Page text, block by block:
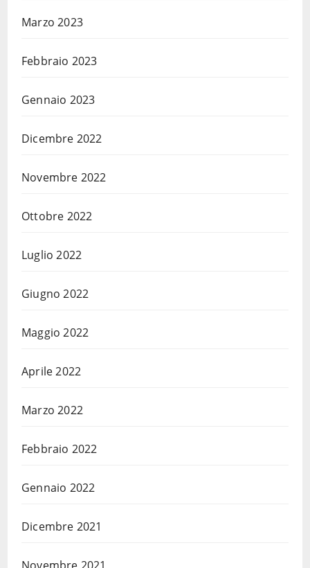
Marzo 2023
Febbraio 2023
Gennaio 2023
Dicembre 2022
Novembre 2022
Ottobre 2022
Luglio 2022
Giugno 2022
Maggio 2022
Aprile 2022
Marzo 2022
Febbraio 2022
Gennaio 2022
Dicembre 2021